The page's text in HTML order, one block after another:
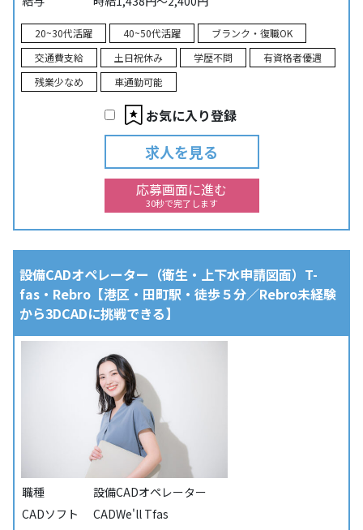
20~30代活躍 40~50代活躍
ブランク・復職OK
交通費支給
土日祝休み 学歴不問
有資格者優遇
残業少なめ
車通勤可能
お気に入り登録
求人を見る
応募画面に進む
30秒で完了します
設備CADオペレーター（衛生・上下水申請図面）T-
fas・Rebro【港区・田町駅・徒歩５分／Rebro未経験
から3DCADに挑戦できる】
職種
設備CADオペレーター
CADソフト
CADWe'll Tfas